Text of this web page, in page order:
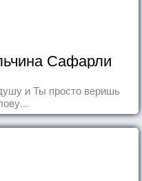
Сафарли
и Ты просто веришь